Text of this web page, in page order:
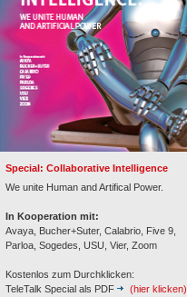
Special: Collaborative Intelligence
We unite Human and Artifical Power.
In Kooperation mit:
Avaya, Bucher+Suter, Calabrio, Five 9,
Parloa, Sogedes, USU, Vier, Zoom
Kostenlos zum Durchklicken:
TeleTalk Special als PDF
(hier klicken)
Inbound